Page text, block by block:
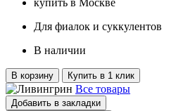
Для фиалок и суккулентов
В наличии
В корзину Купить в 1 клик
Все товары
Добавить в закладки